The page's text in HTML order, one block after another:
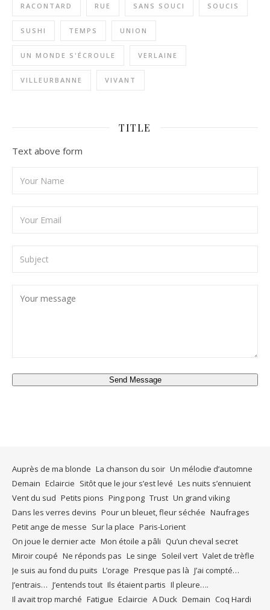
RACONTARD RUE SANS SOUCI SOUCIS
SUSHI TEMPS UNION
UN MONDE S'ÉCROULE VERLAINE
VILLEURBANNE VIVANT
TITLE
Text above form
Send Message
Auprès de ma blonde La chanson du soir Un mélodie d’automne
Demain Eclaircie Sitôt que le jour s’est levé Les nuits s’ennuient
Vent du sud Petits pions Ping pong Trust Un grand viking
Dans les verres devins Pour un bleuet, fleur séchée Naufrages
Petit ange de messe Sur la place Paris-Lorient
On joue le dernier acte Mon étoile a pâli Qu’un cheval secret
Miroir coupé Ne réponds pas Le singe Soleil vert Valet de trèfle
Je suis au fond du puits L’orage Presque pas là J’ai compté…
J’entrais… J’entends tout Ils étaient partis Il pleure….
Il avait trop marché Fatigue Eclaircie A Duck Demain Coq Hardi